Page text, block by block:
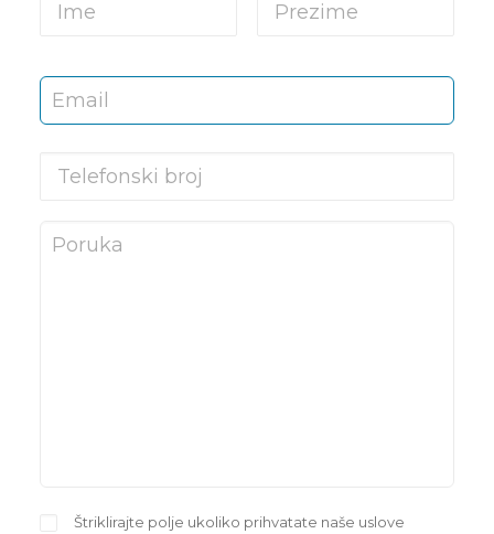
Štriklirajte polje ukoliko prihvatate naše uslove